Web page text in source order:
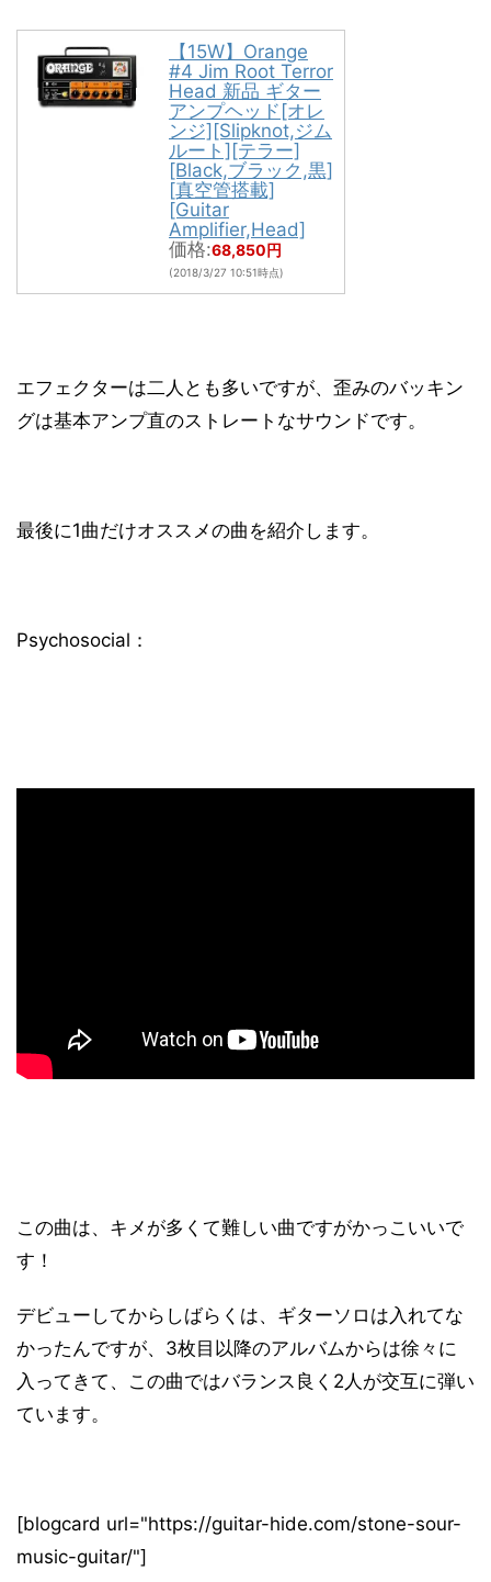
【15W】Orange
#4 Jim Root Terror
Head 新品 ギター
アンプヘッド[オレ
ンジ][Slipknot,ジム
ルート][テラー]
[Black,ブラック,黒]
[真空管搭載]
[Guitar
Amplifier,Head]
価格:68,850円
(2018/3/27 10:51時点)
エフェクターは二人とも多いですが、歪みのバッキン
グは基本アンプ直のストレートなサウンドです。
最後に1曲だけオススメの曲を紹介します。
Psychosocial：
この曲は、キメが多くて難しい曲ですがかっこいいで
す！
デビューしてからしばらくは、ギターソロは入れてな
かったんですが、3枚目以降のアルバムからは徐々に
入ってきて、この曲ではバランス良く2人が交互に弾い
ています。
[blogcard url="https://guitar-hide.com/stone-sour-
music-guitar/"]